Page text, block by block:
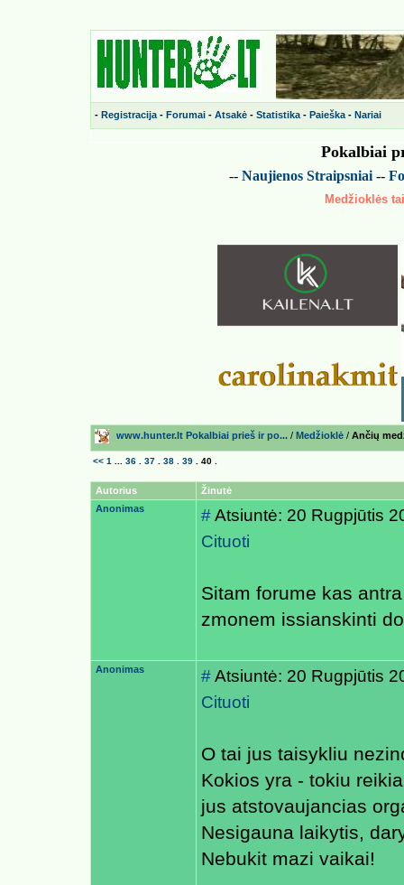
- Registracija - Forumai - Atsakė - Statistika - Paieška - Nariai
Pokalbiai
-- Naujienos Straipsniai --
Medžioklės
www.hunter.lt Pokalbiai prieš ir po... / Medžioklė / Ančių
<< 1 36 37 38 39 40
Autorius
Žinutė
Anonimas
#Atsiuntė: 20 Rugpjūtis
Cituoti
Sitam forume kas
zmonem issianskinti
Anonimas #Atsiuntė: 20 Rugpjūtis
Cituoti
O tai jus taisykliu
Kokios yra - tokiu
jus atstovaujancias
Nesigauna laikytis,
Nebukit mazi vaikai!